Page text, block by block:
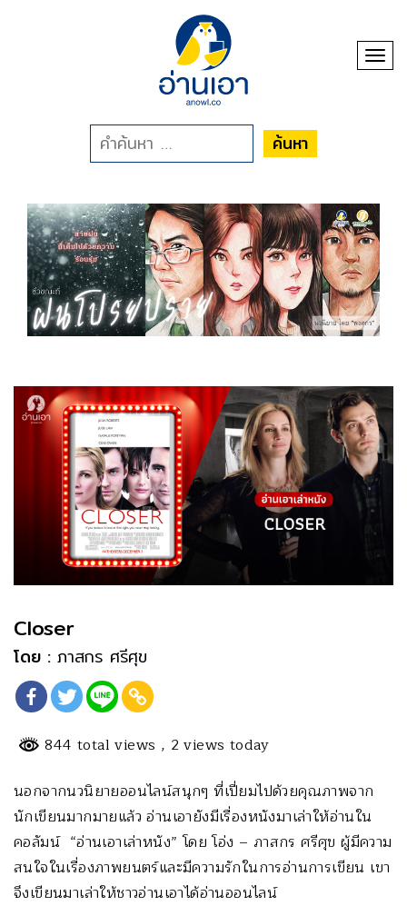
ค้นหา
Closer
โดย : ภาสกร ศรีศุข
844 total views , 2 views today
นอกจากนวนิยายออนไลน์สนุกๆ ที่เปี่ยมไปด้วยคุณภาพจาก
นักเขียนมากมายแล้ว อ่านเอายังมีเรื่องหนังมาเล่าให้อ่านใน
คอลัมน์ “อ่านเอาเล่าหนัง” โดย โอ่ง – ภาสกร ศรีศุข ผู้มีความ
สนใจในเรื่องภาพยนตร์และมีความรักในการอ่านการเขียน เขา
จึงเขียนมาเล่าให้ชาวอ่านเอาได้อ่านออนไลน์